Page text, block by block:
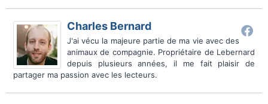
Charles Bernard
J'ai vécu la majeure partie de ma vie avec des
animaux de compagnie. Propriétaire de Lebernard
depuis plusieurs années, il me fait plaisir de
partager ma passion avec les lecteurs.